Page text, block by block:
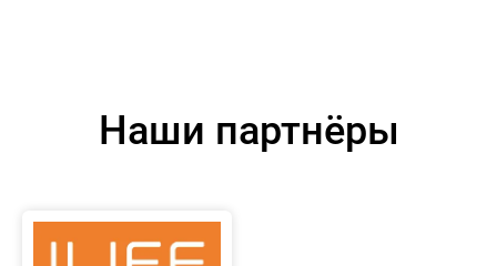
Наши партнёры